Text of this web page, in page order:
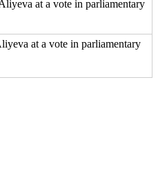
at a vote in parliamentary